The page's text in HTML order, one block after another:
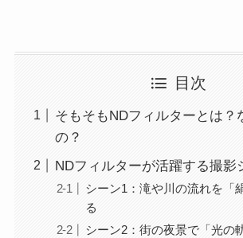
目次
そもそもNDフィルターとは？
の？
NDフィルターが活躍する撮影
シーン1：滝や川の流れを「
る
シーン2：街の夜景で「光の